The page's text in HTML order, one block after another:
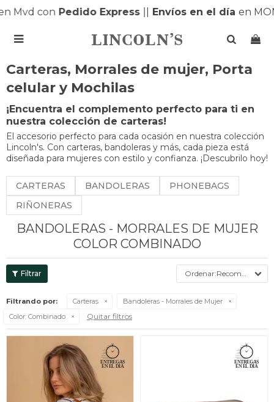
Mvd conPedido Express||Envíos en el díaen

Carteras, Morrales de mujer, Porta
celular y Mochilas
¡Encuentra el complemento perfecto para ti en
nuestra colección de carteras!
El accesorio perfecto para cada ocasión en nuestra colección
Lincoln's. Con carteras, bandoleras y más, cada pieza está
diseñada para mujeres con estilo y confianza. ¡Descubrilo hoy!
CARTERAS BANDOLERAS
PHONEBAGS
RIÑONERAS
BANDOLERAS - MORRALES DE MUJER
COLOR COMBINADO
Recomendados
Filtrando por: Carteras
Bandoleras - Morrales de Mujer
Color: Combinado Quitar filtros